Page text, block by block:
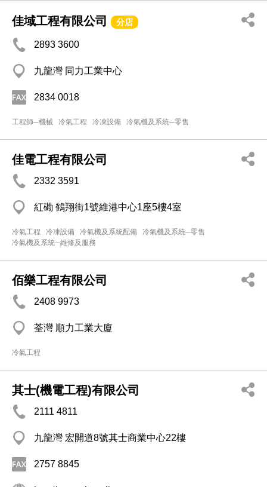
佳域工程有限公司 分店
2893 3600
九龍灣 同力工業中心
2834 0018
工程師─機械 冷氣工程 冷凍設備 冷氣機及系統─零售
佳電工程有限公司
2332 3591
紅磡 鶴翔街1號維港中心1座5樓4室
冷氣工程 冷凍設備 冷氣機及系統配備
冷氣機及系統─零售
冷氣機及系統─維修及服務
佰樂工程有限公司
2408 9973
荃灣 順力工業大廈
冷氣工程
其士(機電工程)有限公司
2111 4811
九龍灣 宏開道8號其士商業中心22樓
2757 8845